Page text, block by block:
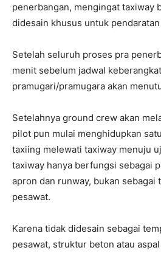
penerbangan, mengingat taxiway
didesain khusus untuk
Setelah seluruh proses pra
menit sebelum jadwal
pramugari/pramugara akan
Setelahnya ground crew akan
pilot pun mulai menghidupkan
taxiing melewati taxiway menuju
taxiway hanya berfungsi sebagai
apron dan runway, bukan sebagai
pesawat.
Karena tidak didesain sebagai
pesawat, struktur beton atau